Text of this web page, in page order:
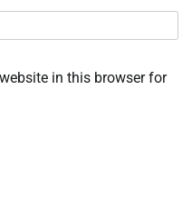
in this browser for